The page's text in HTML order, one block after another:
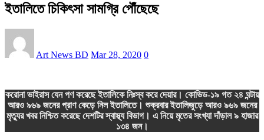
ইতালিতে চিকিৎসা সামগ্রি পৌঁছেছে
Art News BD Mar 28, 2020 0
করোনা ভাইরাস যেন পণ করেছে ইতালিকে নিঃস্ব করে দেয়ার। কোভিড-১৯ গত ২৪ ঘন্টায়
আরও ৯৬৯ জনের প্রাণ কেড়ে নিল ইতালিতে। শুক্রবার ইতালিজুড়ে আরও ৯৬৯ জনের
মৃত্যুর খবর নিশ্চিত করেছে দেশটির স্বাস্থ্য বিভাগ। এ নিয়ে মৃতের সংখ্যা দাঁড়াল ৯ হাজার
১৩৪ জন।